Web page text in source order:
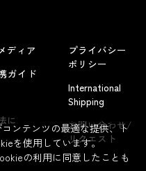
よくあるお問い合わせ
ディア
ガイド
に
プライバシー
ポリシー
International
Shipping
お問い合わせ/
リクエスト
ンテンツの最適な提供、ト
を使用しています。
の利用に同意したことも